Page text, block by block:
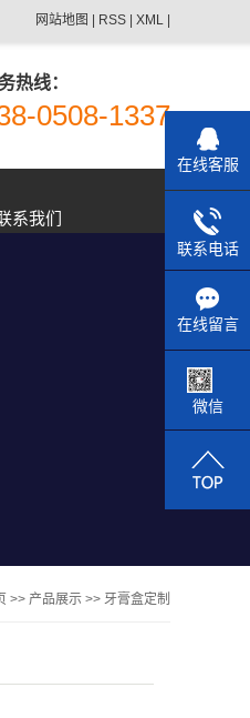
网站地图 RSS XML
热线：
0508-1337
系我们
>> 产品展示 >> 牙膏盒定制
在线客服
联系电话
在线留言
微信